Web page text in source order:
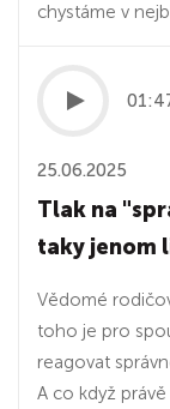
chystáme v
25.06.2025
Tlak na
taky jenom
Vědomé
toho je pro
reagovat
A co když